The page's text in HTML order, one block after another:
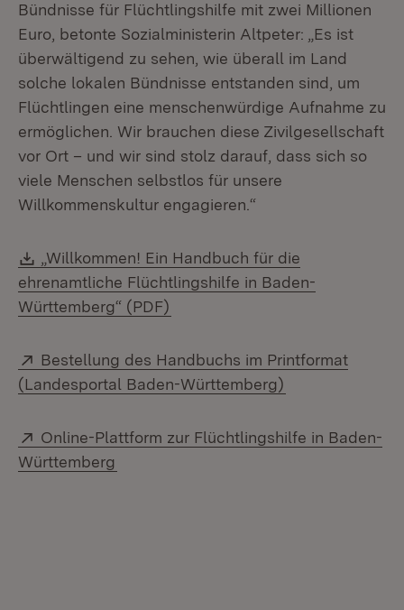
Bündnisse für Flüchtlingshilfe mit zwei Millionen
Euro, betonte Sozialministerin Altpeter: „Es ist
überwältigend zu sehen, wie überall im Land
solche lokalen Bündnisse entstanden sind, um
Flüchtlingen eine menschenwürdige Aufnahme zu
ermöglichen. Wir brauchen diese Zivilgesellschaft
vor Ort – und wir sind stolz darauf, dass sich so
viele Menschen selbstlos für unsere
Willkommenskultur engagieren.“
Download:
„Willkommen! Ein Handbuch für die
ehrenamtliche Flüchtlingshilfe in Baden-
Württemberg“ (PDF)
Extern:
Bestellung des Handbuchs im Printformat
(Landesportal Baden-Württemberg)
Extern:
Online-Plattform zur Flüchtlingshilfe in Baden-
Württemberg